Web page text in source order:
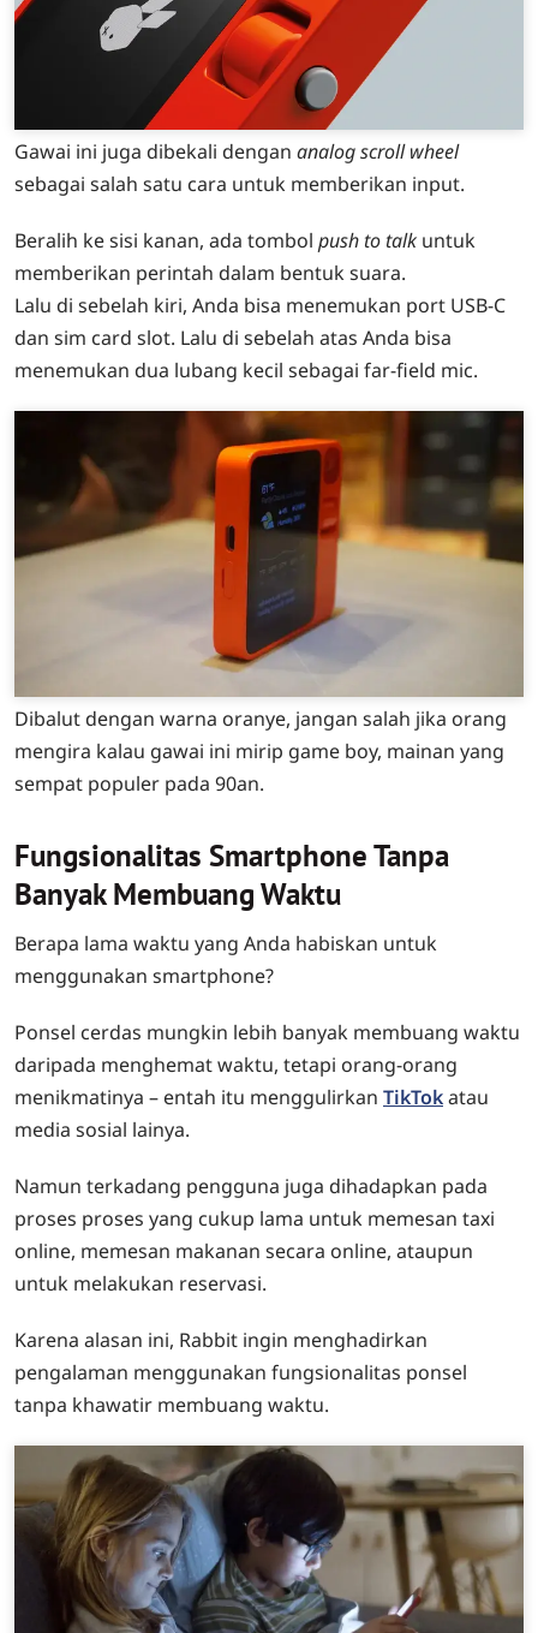
Gawai ini juga dibekali dengan analog scroll wheel
sebagai salah satu cara untuk memberikan input.
Beralih ke sisi kanan, ada tombol push to talk untuk
memberikan perintah dalam bentuk suara.
Lalu di sebelah kiri, Anda bisa menemukan port USB-C
dan sim card slot. Lalu di sebelah atas Anda bisa
menemukan dua lubang kecil sebagai far-field mic.
Dibalut dengan warna oranye, jangan salah jika orang
mengira kalau gawai ini mirip game boy, mainan yang
sempat populer pada 90an.
Fungsionalitas Smartphone Tanpa
Banyak Membuang Waktu
Berapa lama waktu yang Anda habiskan untuk
menggunakan smartphone?
Ponsel cerdas mungkin lebih banyak membuang waktu
daripada menghemat waktu, tetapi orang-orang
menikmatinya – entah itu menggulirkan TikTokatau
media sosial lainya.
Namun terkadang pengguna juga dihadapkan pada
proses proses yang cukup lama untuk memesan taxi
online, memesan makanan secara online, ataupun
untuk melakukan reservasi.
Karena alasan ini, Rabbit ingin menghadirkan
pengalaman menggunakan fungsionalitas ponsel
tanpa khawatir membuang waktu.